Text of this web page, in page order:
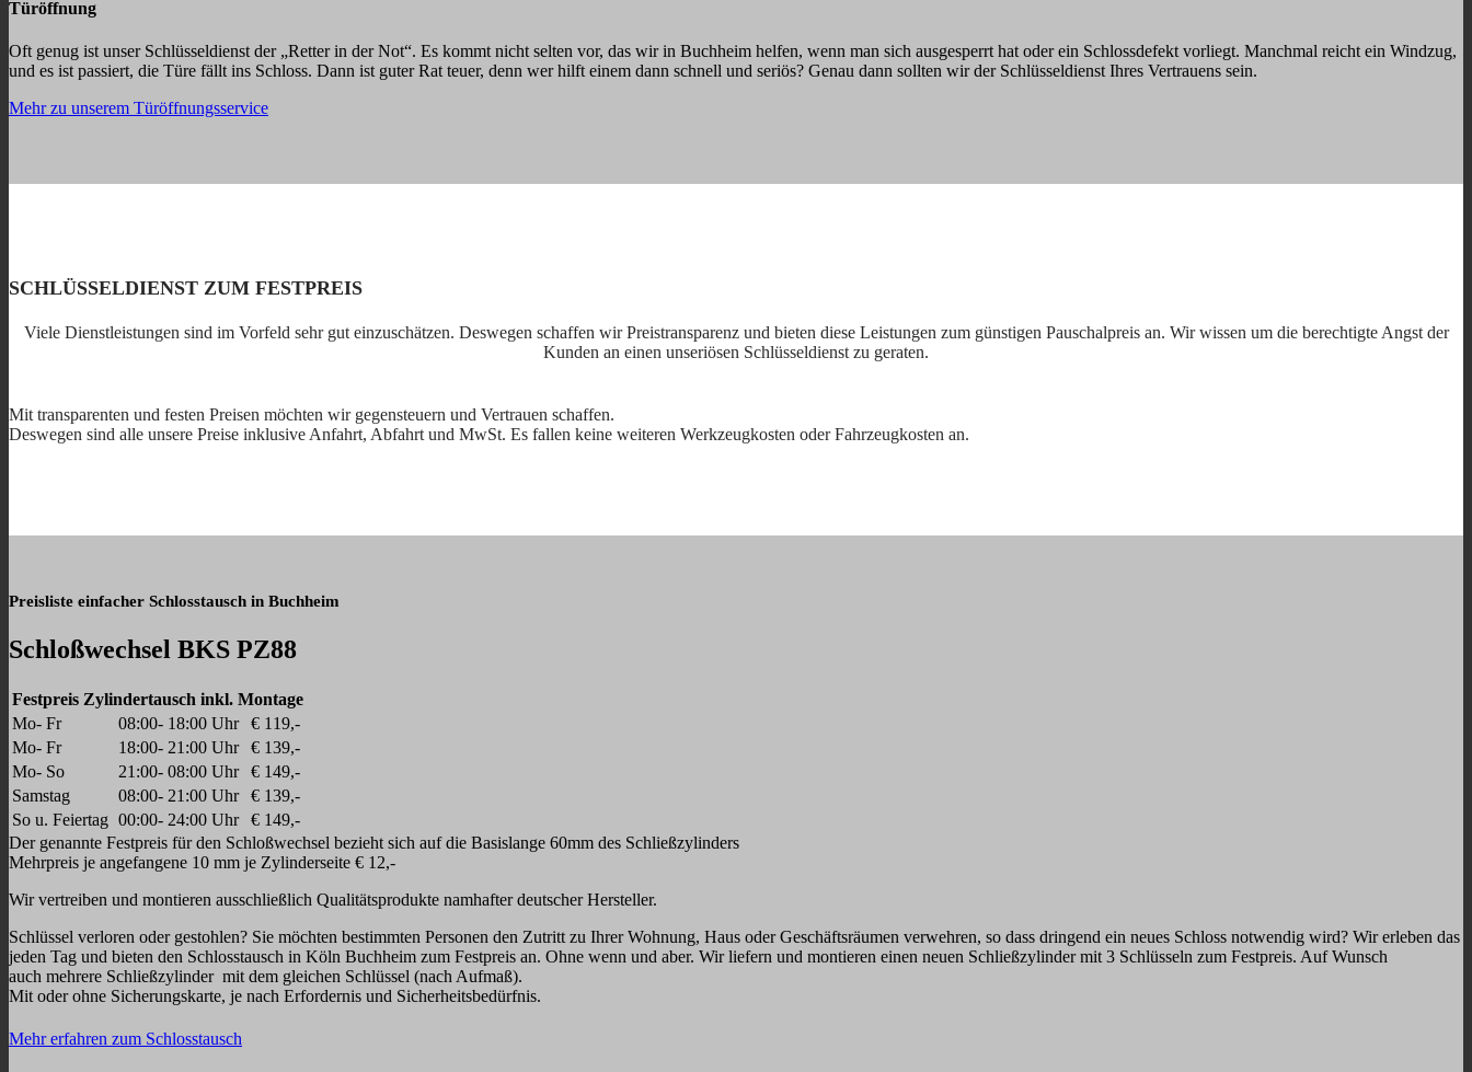
Türöffnung
Oft genug ist unser Schlüsseldienst der „Retter in der Not“. Es kommt nicht selten vor, das wir in Buchheim helfen, wenn man sich ausgesperrt hat oder ein Schlossdefekt vorliegt. Manchmal reicht ein Windzug,
und es ist passiert, die Türe fällt ins Schloss. Dann ist guter Rat teuer, denn wer hilft einem dann schnell und seriös? Genau dann sollten wir der Schlüsseldienst Ihres Vertrauens sein.
Mehr zu unserem Türöffnungsservice
SCHLÜSSELDIENST ZUM FESTPREIS
Viele Dienstleistungen sind im Vorfeld sehr gut einzuschätzen. Deswegen schaffen wir Preistransparenz und bieten diese Leistungen zum günstigen Pauschalpreis an. Wir wissen um die berechtigte Angst der
Kunden an einen unseriösen Schlüsseldienst zu geraten.
Mit transparenten und festen Preisen möchten wir gegensteuern und Vertrauen schaffen.
Deswegen sind alle unsere Preise inklusive Anfahrt, Abfahrt und MwSt. Es fallen keine weiteren Werkzeugkosten oderFahrzeugkosten an.
Preisliste einfacher Schlosstausch in Buchheim
Schloßwechsel BKS PZ88
Festpreis Zylindertausch inkl. Montage
Mo- Fr
08:00- 18:00 Uhr
€ 119,-
Mo- Fr
18:00- 21:00 Uhr
€ 139,-
Mo- So
21:00- 08:00 Uhr
€ 149,-
Samstag
08:00- 21:00 Uhr
€ 139,-
So u. Feiertag 00:00- 24:00 Uhr
€ 149,-
Der genannte Festpreis für den Schloßwechsel bezieht sich auf die Basislange 60mm des Schließzylinders
Mehrpreis je angefangene 10 mm je Zylinderseite € 12,-
Wir vertreiben und montieren ausschließlich Qualitätsprodukte namhafter deutscher Hersteller.
Schlüssel verloren oder gestohlen? Sie möchten bestimmten Personen den Zutritt zu Ihrer Wohnung, Haus oder Geschäftsräumen verwehren, so dass dringend ein neues Schloss notwendig wird? Wir erleben das
jeden Tag und bieten den Schlosstausch in Köln Buchheim zum Festpreis an. Ohne wenn und aber. Wir liefern und montieren einen neuen Schließzylinder mit 3 Schlüsseln zum Festpreis. Auf Wunsch
auch mehrere Schließzylinder mit dem gleichen Schlüssel (nach Aufmaß).
Mit oder ohne Sicherungskarte, je nach Erfordernis und Sicherheitsbedürfnis.
Mehr erfahren zum Schlosstausch